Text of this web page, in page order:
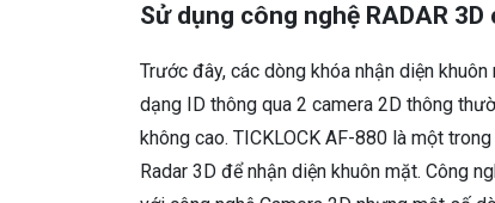
Sử dụng công nghệ RADAR
Trước đây, các dòng khóa nhận diện
dạng ID thông qua 2 camera 2D thông
không cao. TICKLOCK AF-880 là một
Radar 3D để nhận diện khuôn mặt. Công